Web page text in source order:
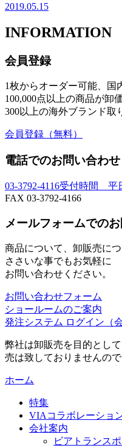
2019.05.15
INFORMATION
会員登録
1枚からオーダー可能、国
100,000点以上の商品が卸
300以上の海外ブランド取
会員登録 （無料）
電話でのお問い合わせ
03-3792-4116受付時間 平
FAX 03-3792-4166
メールフォームでの
商品について、卸販売につ
ささいな事でもお気軽に
お問い合わせください。
お問い合わせフォーム
ショールームのご案内
発注システム ログイン （
弊社は卸販売を目的とし
売は致しておりませんので
ホーム
特集
VIAコラボレーショ
会社案内
ビアトランス